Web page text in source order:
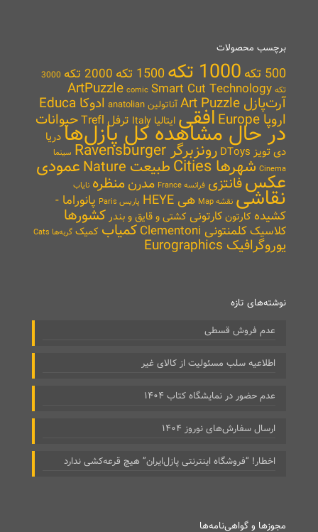
برچسب محصولات
500 تکه 1000 تکه 1500 تکه 2000 تکه
3000
تکه
ArtPuzzle comic Smart Cut Technology
آرت‌پازل Art Puzzle آناتولین anatolian ادوکا Educa
اروپا Europe افقی ایتالیا Italy ترفل Trefl حیواناتدر حال مشاهده کل پازل‌هادریا
دی تویز DToys
رونزبرگر Ravensburger
سینما
Cinema شهرها Cities طبیعت Nature عمودی
عکسفانتزی فرانسه France مدرنمنظره نایاب نقاشی نقشه Map هی HEYE پاریس Paris
پانوراما -
کشیده کارتونکارتونی کشتی و قایق و بندر کشورها
کلاسیککلمنتونی Clementoni کمیاب کمیک گربه‌ها Cats
یوروگرافیک Eurographics
نوشته‌های تازه
عدم فروش قسطی
اطلاعیه سلب مسئولیت از کالای غیر
عدم حضور در نمایشگاه کتاب ۱۴۰۴
ارسال سفارش‌های نوروز ۱۴۰۴
اخطار! “فروشگاه اینترنتی پازل‌ایران” هیچ قرعه‌کشی ندارد
مجوزها و گواهی‌نامه‌ها